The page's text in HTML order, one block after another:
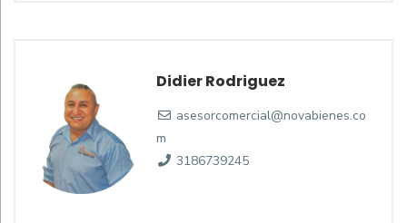
Didier Rodriguez
asesorcomercial@novabienes.co
m
3186739245